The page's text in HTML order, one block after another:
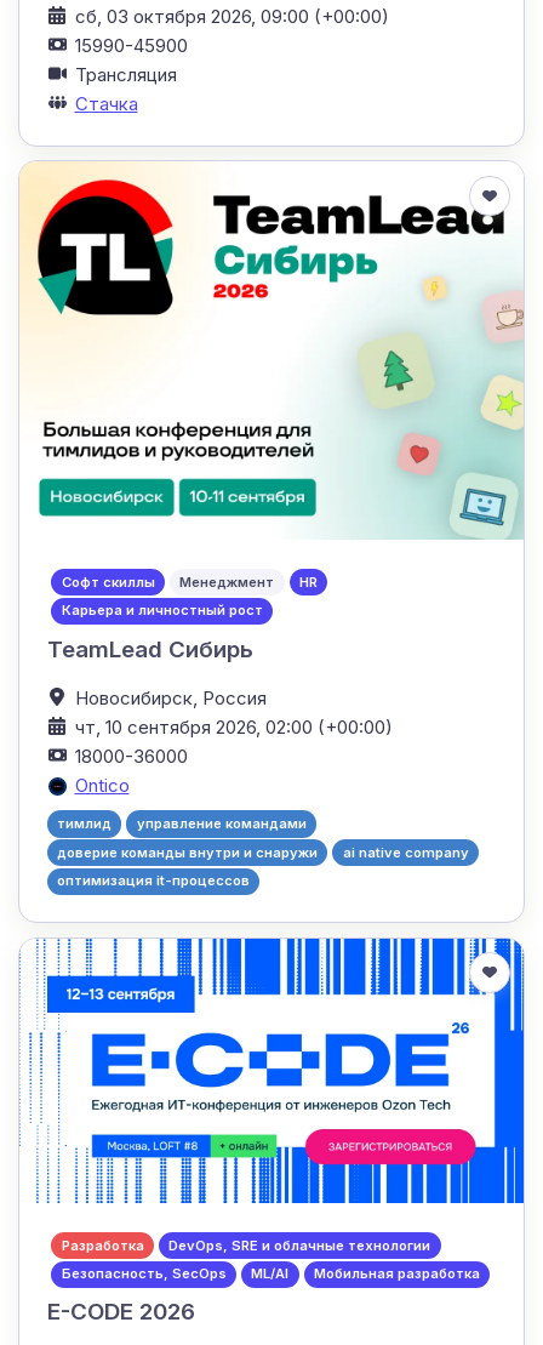
сб, 03 октября 2026, 09:00 (+00:00)
15990-45900
Трансляция
Стачка
Софт скиллы Менеджмент
HR
Карьера и личностный рост
TeamLead Сибирь
Новосибирск, Россия
чт, 10 сентября 2026, 02:00 (+00:00)
18000-36000
Ontico
тимлид
управление командами
доверие команды внутри и снаружи
ai native company
оптимизация it-процессов
Разработка
DevOps, SRE и облачные технологии
Безопасность, SecOps
ML/AI Мобильная разработка
E-CODE 2026